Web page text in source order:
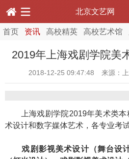
北京文艺网
首页 资讯 高校精英 高校艺术馆
2019年上海戏剧学院美
2018-12-25 09:47:48 来源：
上海戏剧学院2019年美术类本
术设计和数字媒体艺术，各专业考
戏剧影视美术设计（舞台设计